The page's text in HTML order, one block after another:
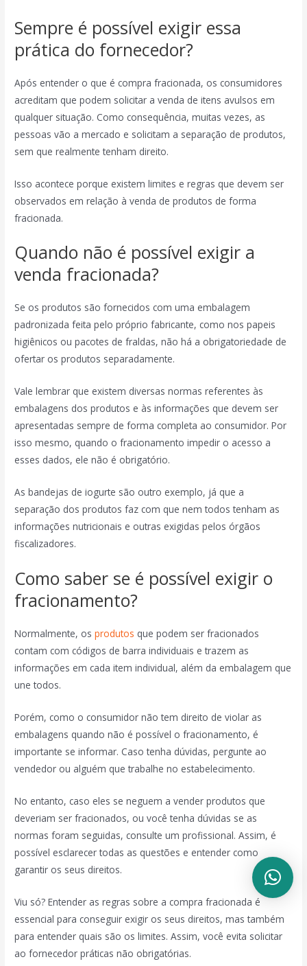
Sempre é possível exigir essa
prática do fornecedor?
Após entender o que é compra fracionada, os consumidores
acreditam que podem solicitar a venda de itens avulsos em
qualquer situação. Como consequência, muitas vezes, as
pessoas vão a mercado e solicitam a separação de produtos,
sem que realmente tenham direito.
Isso acontece porque existem limites e regras que devem ser
observados em relação à venda de produtos de forma
fracionada.
Quando não é possível exigir a
venda fracionada?
Se os produtos são fornecidos com uma embalagem
padronizada feita pelo próprio fabricante, como nos papeis
higiênicos ou pacotes de fraldas, não há a obrigatoriedade de
ofertar os produtos separadamente.
Vale lembrar que existem diversas normas referentes às
embalagens dos produtos e às informações que devem ser
apresentadas sempre de forma completa ao consumidor. Por
isso mesmo, quando o fracionamento impedir o acesso a
esses dados, ele não é obrigatório.
As bandejas de iogurte são outro exemplo, já que a
separação dos produtos faz com que nem todos tenham as
informações nutricionais e outras exigidas pelos órgãos
fiscalizadores.
Como saber se é possível exigir o
fracionamento?
Normalmente, osprodutos que podem ser fracionados
contam com códigos de barra individuais e trazem as
informações em cada item individual, além da embalagem que
une todos.
Porém, como o consumidor não tem direito de violar as
embalagens quando não é possível o fracionamento, é
importante se informar. Caso tenha dúvidas, pergunte ao
vendedor ou alguém que trabalhe no estabelecimento.
No entanto, caso eles se neguem a vender produtos que
deveriam ser fracionados, ou você tenha dúvidas se as
normas foram seguidas, consulte um profissional. Assim, é
possível esclarecer todas as questões e entender como
garantir os seus direitos.
Viu só? Entender as regras sobre a compra fracionada é
essencial para conseguir exigir os seus direitos, mas também
para entender quais são os limites. Assim, você evita solicitar
ao fornecedor práticas não obrigatórias.